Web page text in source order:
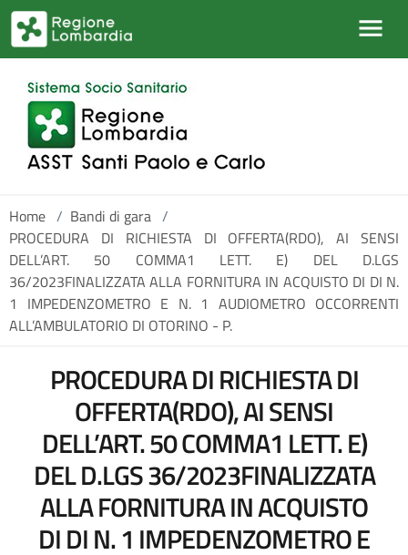
Salta al contenuto principale
Home / Bandi di gara /
PROCEDURA DI RICHIESTA DI OFFERTA(RDO), AI SENSI
DELL’ART. 50 COMMA1 LETT. E) DEL D.LGS
36/2023FINALIZZATA ALLA FORNITURA IN ACQUISTO DI DI N.
1 IMPEDENZOMETRO E N. 1 AUDIOMETRO OCCORRENTI
ALL’AMBULATORIO DI OTORINO - P.
PROCEDURA DI RICHIESTA DI
OFFERTA(RDO), AI SENSI
DELL’ART. 50 COMMA1 LETT. E)
DEL D.LGS 36/2023FINALIZZATA
ALLA FORNITURA IN ACQUISTO
DI DI N. 1 IMPEDENZOMETRO E